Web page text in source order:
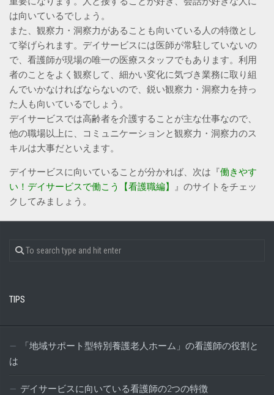
は向いているでしょう。
また、観察力・洞察力があることも向いている人の特徴とし
て挙げられます。デイサービスには医師が常駐していないの
で、看護師が現場の唯一の医療スタッフでもあります。利用
者のことをよく観察して、細かい変化に気づき業務に取り組
んでいかなければならないので、鋭い観察力・洞察力を持っ
た人も向いているでしょう。
デイサービスでは高齢者を介護することが主な仕事なので、
他の職場以上に、コミュニケーションと観察力・洞察力のス
キルは大事だといえます。
デイサービスに向いていることが分かれば、次は『働きやす
い！デイサービスで働こう【看護職編】
』のサイトをチェッ
クしてみましょう。
TIPS
「地域サポート型特別養護老人ホーム」の看護師の役割と
は
デイサービスに向いている看護師の2つの特徴